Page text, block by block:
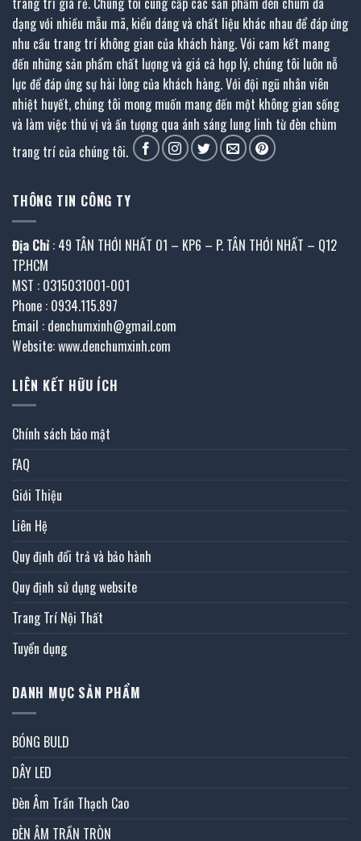
dạng với nhiều mẫu mã, kiểu dáng và chất liệu khác nhau để đáp ứng
nhu cầu trang trí không gian của khách hàng. Với cam kết mang
đến những sản phẩm chất lượng và giá cả hợp lý, chúng tôi luôn nỗ
lực để đáp ứng sự hài lòng của khách hàng. Với đội ngũ nhân viên
nhiệt huyết, chúng tôi mong muốn mang đến một không gian sống
và làm việc thú vị và ấn tượng qua ánh sáng lung linh từ đèn chùm
trang trí của chúng tôi.
THÔNG TIN CÔNG TY
Địa Chỉ : 49 TÂN THỚI NHẤT 01 – KP6 – P. TÂN THỚI NHẤT – Q12
TP.HCM
MST : 0315031001-001
Phone : 0934.115.897
Email : denchumxinh@gmail.com
Website: www.denchumxinh.com
LIÊN KẾT HỮU ÍCH
Chính sách bảo mật
FAQ
Giới Thiệu
Liên Hệ
Quy định đổi trả và bảo hành
Quy định sử dụng website
Trang Trí Nội Thất
Tuyển dụng
DANH MỤC SẢN PHẨM
BÓNG BULD
DÂY LED
Đèn Âm Trần Thạch Cao
ĐÈN ÂM TRẦN TRÒN